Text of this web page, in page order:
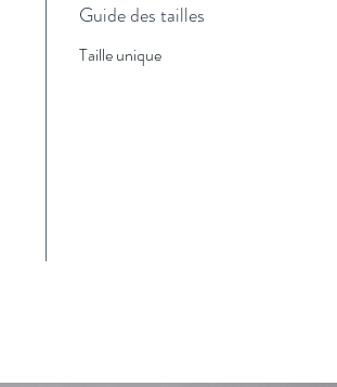
Guide des tailles
Taille unique